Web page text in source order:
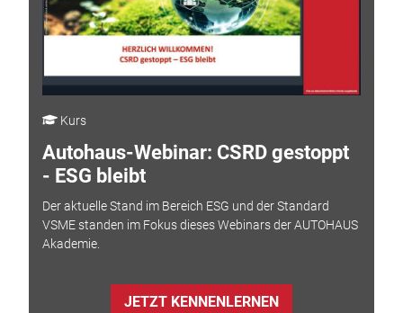
Kurs
Autohaus-Webinar: CSRD gestoppt
- ESG bleibt
Der aktuelle Stand im Bereich ESG und der Standard
VSME standen im Fokus dieses Webinars der AUTOHAUS
Akademie.
JETZT KENNENLERNEN